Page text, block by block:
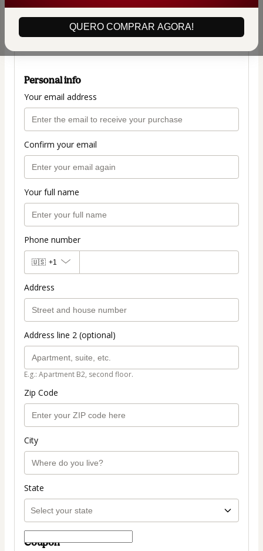
QUERO COMPRAR AGORA!
$42.00
(+ applicable taxes. Click herefor more
information)
Personal info
Your email address
Confirm your email
Your full name
Phone number
🇺🇸 +1
Address
Address line 2 (optional)
E.g.: Apartment B2, second floor.
Zip Code
City
State
Coupon